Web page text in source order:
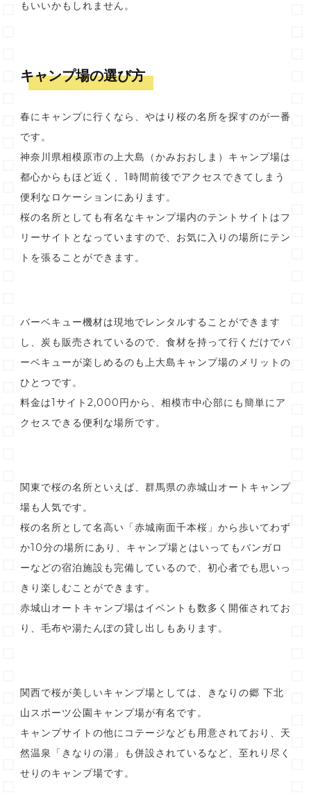
もいいかもしれません。
キャンプ場の選び方
春にキャンプに行くなら、やはり桜の名所を探すのが一番
です。
神奈川県相模原市の上大島（かみおおしま）キャンプ場は
都心からもほど近く、1時間前後でアクセスできてしまう
便利なロケーションにあります。
桜の名所としても有名なキャンプ場内のテントサイトはフ
リーサイトとなっていますので、お気に入りの場所にテン
トを張ることができます。
バーベキュー機材は現地でレンタルすることができます
し、炭も販売されているので、食材を持って行くだけでバ
ーベキューが楽しめるのも上大島キャンプ場のメリットの
ひとつです。
料金は1サイト2,000円から、相模市中心部にも簡単にア
クセスできる便利な場所です。
関東で桜の名所といえば、群馬県の赤城山オートキャンプ
場も人気です。
桜の名所として名高い「赤城南面千本桜」から歩いてわず
か10分の場所にあり、キャンプ場とはいってもバンガロ
ーなどの宿泊施設も完備しているので、初心者でも思いっ
きり楽しむことができます。
赤城山オートキャンプ場はイベントも数多く開催されてお
り、毛布や湯たんぽの貸し出しもあります。
関西で桜が美しいキャンプ場としては、きなりの郷 下北
山スポーツ公園キャンプ場が有名です。
キャンプサイトの他にコテージなども用意されており、天
然温泉「きなりの湯」も併設されているなど、至れり尽く
せりのキャンプ場です。